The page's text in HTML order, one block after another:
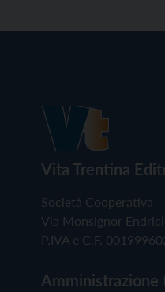
Vita Trentina
Società Cooperativa
Via Monsignor
P.IVA e C.F.
Amministrazione